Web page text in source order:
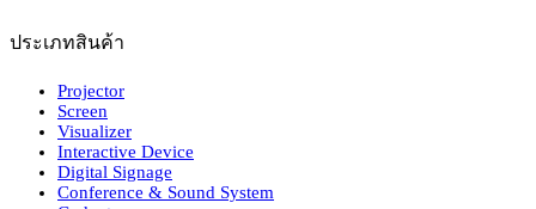
ประเภทสินค้า
Projector
Screen
Visualizer
Interactive Device
Digital Signage
Conference & Sound System